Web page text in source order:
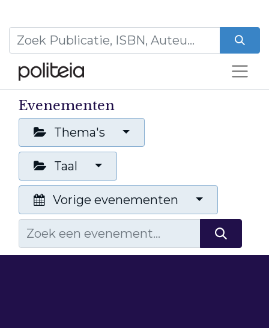
Evenementen
Thema's
Taal
Vorige evenementen